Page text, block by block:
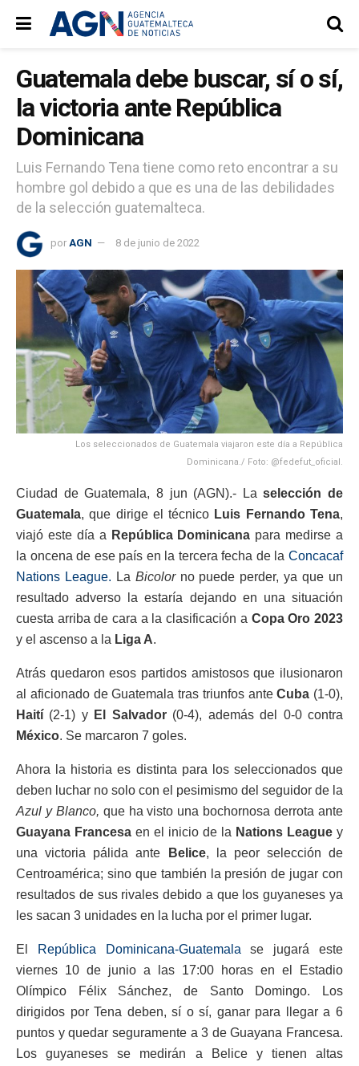
Guatemala debe buscar, sí o sí,
la victoria ante República
Dominicana
Luis Fernando Tena tiene como reto encontrar a su
hombre gol debido a que es una de las debilidades
de la selección guatemalteca.
por AGN 8 de junio de 2022
Los seleccionados de Guatemala viajaron este día a República
Dominicana./ Foto: @fedefut_oficial.
Ciudad de Guatemala, 8 jun (AGN).- Laselección de
Guatemala, que dirige el técnico Luis Fernando Tena,
viajó este día a República Dominicana para medirse a
la oncena de ese país en la tercera fecha de la Concacaf
Nations League. La Bicolorno puede perder, ya que un
resultado adverso la estaría dejando en una situación
cuesta arriba de cara a la clasificación a Copa Oro 2023
y el ascenso a la Liga A.
Atrás quedaron esos partidos amistosos que ilusionaron
al aficionado de Guatemala tras triunfos anteCuba (1-0),
Haití (2-1) y El Salvador(0-4), además del 0-0 contra
México. Se marcaron 7 goles.
Ahora la historia es distinta para los seleccionados que
deben luchar no solo con el pesimismo del seguidor de la
Azul y Blanco, que ha visto una bochornosa derrota ante
Guayana Francesa en el inicio de la Nations League y
una victoria pálida ante
Belice, la peor selección de
Centroamérica; sino que también la presión de jugar con
resultados de sus rivales debido a que los guyaneses ya
les sacan 3 unidades en la lucha por el primer lugar.
El República Dominicana-Guatemala se jugará este
viernes 10 de junio a las 17:00 horas en el Estadio
Olímpico Félix Sánchez, de Santo Domingo. Los
dirigidos por Tena deben, sí o sí, ganar para llegar a 6
puntos y quedar seguramente a 3 de Guayana Francesa.
Los guyaneses se medirán a Belice y tienen altas